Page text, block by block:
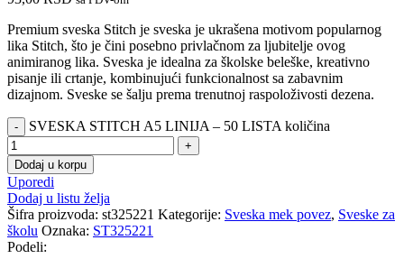
Premium sveska Stitch je sveska je ukrašena motivom popularnog
lika Stitch, što je čini posebno privlačnom za ljubitelje ovog
animiranog lika. Sveska je idealna za školske beleške, kreativno
pisanje ili crtanje, kombinujući funkcionalnost sa zabavnim
dizajnom. Sveske se šalju prema trenutnoj raspoloživosti dezena.
SVESKA STITCH A5 LINIJA – 50 LISTA količina
Dodaj u korpu
Uporedi
Dodaj u listu želja
Šifra proizvoda: st325221 Kategorije: Sveska mek povez, Sveske za
školu Oznaka: ST325221
Podeli: